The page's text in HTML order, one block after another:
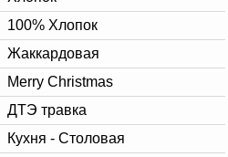
100% Хлопок
Жаккардовая
Merry Christmas
ДТЭ травка
Кухня - Столовая